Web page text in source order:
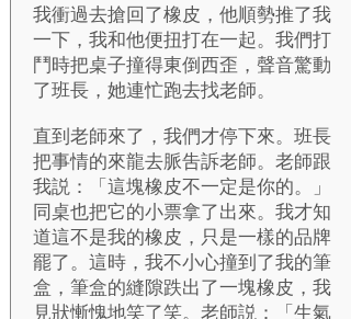
我衝過去搶回了橡皮，他順勢推了我
一下，我和他便扭打在一起。我們打
鬥時把桌子撞得東倒西歪，聲音驚動
了班長，她連忙跑去找老師。
直到老師來了，我們才停下來。班長
把事情的來龍去脈吿訴老師。老師跟
我説：「這塊橡皮不一定是你的。」
同桌也把它的小票拿了出來。我才知
道這不是我的橡皮，只是一樣的品牌
罷了。這時，我不小心撞到了我的筆
盒，筆盒的縫隙跌出了一塊橡皮，我
見狀慚愧地笑了笑。老師説：「生氣